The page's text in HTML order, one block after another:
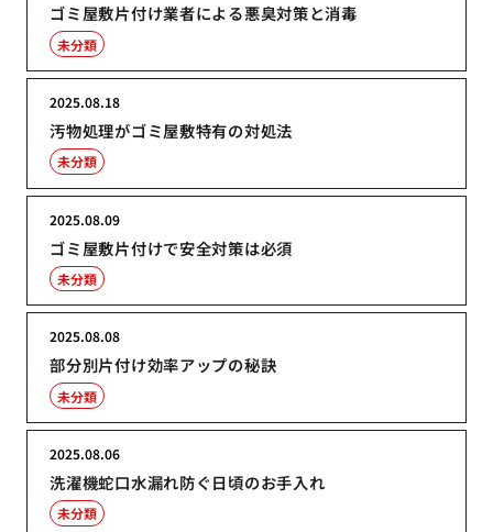
ゴミ屋敷片付け業者による悪臭対策と消毒
未分類
汚物処理がゴミ屋敷特有の対処法
2025.08.18
未分類
ゴミ屋敷片付けで安全対策は必須
2025.08.09
未分類
部分別片付け効率アップの秘訣
2025.08.08
未分類
洗濯機蛇口水漏れ防ぐ日頃のお手入れ
2025.08.06
未分類